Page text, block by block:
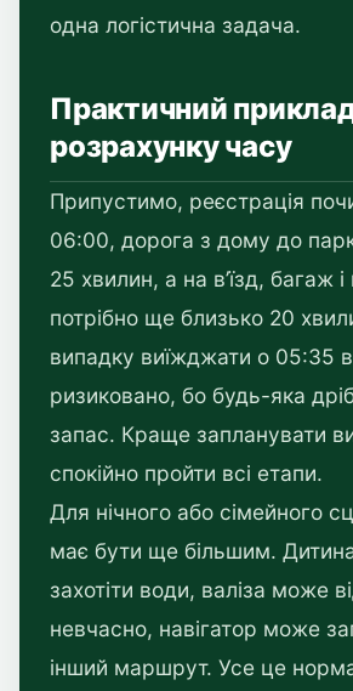
одна логістична задача.
Практичний
розрахунку часу
Припустимо, реєстрація
06:00, дорога з дому до
25 хвилин, а на в’їзд, багаж
потрібно ще близько 20
випадку виїжджати о 05:35
ризиковано, бо будь-яка
запас. Краще запланувати
спокійно пройти всі етапи.
Для нічного або сімейного
має бути ще більшим.
захотіти води, валіза може
невчасно, навігатор може
інший маршрут. Усе це